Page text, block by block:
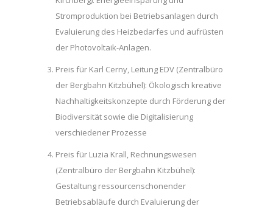
Stromproduktion bei Betriebsanlagen durch
Evaluierung des Heizbedarfes und aufrüsten
der Photovoltaik-Anlagen.
Preis für Karl Cerny, Leitung EDV (Zentralbüro
der Bergbahn Kitzbühel): Ökologisch kreative
Nachhaltigkeitskonzepte durch Förderung der
Biodiversität sowie die Digitalisierung
verschiedener Prozesse
Preis für Luzia Krall, Rechnungswesen
(Zentralbüro der Bergbahn Kitzbühel):
Gestaltung ressourcenschonender
Betriebsabläufe durch Evaluierung der